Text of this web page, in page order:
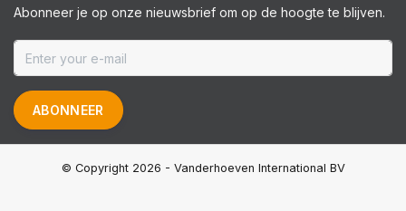
Abonneer je op onze nieuwsbrief om op de hoogte te blijven.
ABONNEER
© Copyright 2026 - Vanderhoeven International BV